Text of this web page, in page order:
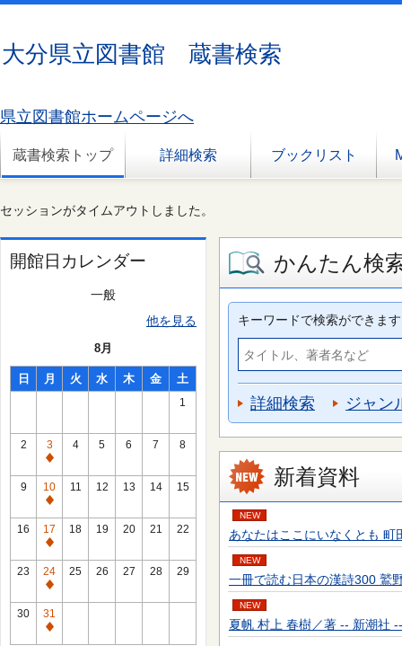
大分県立図書館 蔵書検索
県立図書館ホームページへ
蔵書検索トップ 詳細検索 ブックリスト
セッションがタイムアウトしました。
開館日カレンダー
一般
他を見る
8月
日 月 火 水 木 金 土
1
2
3
通
常
休
館
日
4 5 6 7 8
9
10
通
常
休
館
日
11 12 13 14 15
16
17
通
常
休
館
日
18 19 20 21 22
23
24
通
常
休
25 26 27 28 29
30
31
通
かんたん検
キーワードで検索ができます
詳細検索 ジャン
新着資料
NEW
あなたはここにいなくとも
NEW
一冊で読む日本の漢詩300 鷲
NEW
夏帆 村上 春樹／著 -- 新潮社